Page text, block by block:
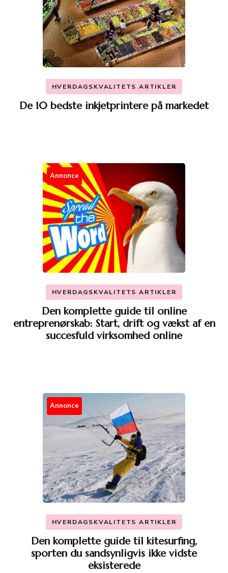
HVERDAGSKVALITETS ARTIKLER
De 10 bedste inkjetprintere på markedet
Annonce
HVERDAGSKVALITETS ARTIKLER
Den komplette guide til online
entreprenørskab: Start, drift og vækst af en
succesfuld virksomhed online
Annonce
HVERDAGSKVALITETS ARTIKLER
Den komplette guide til kitesurfing,
sporten du sandsynligvis ikke vidste
eksisterede